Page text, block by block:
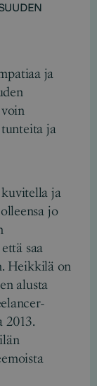
ja
voin
ja
kuvitella ja
jo
saa
Heikkilä on
alusta
2013.